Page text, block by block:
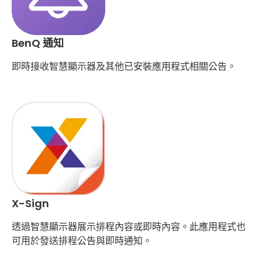
BenQ 通知
即時接收智慧顯示器及其他已安裝應用程式相關公告。
X-Sign
透過智慧顯示器展示排程內容或即時內容。此應用程式也
可用於發送排程公告與即時通知。